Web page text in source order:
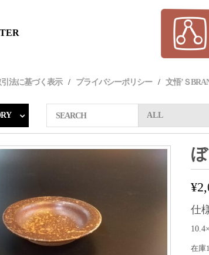
法に基づく表示 プライバシーポリシー 文悟’Ｓ
SEARCH
¥
仕
在庫